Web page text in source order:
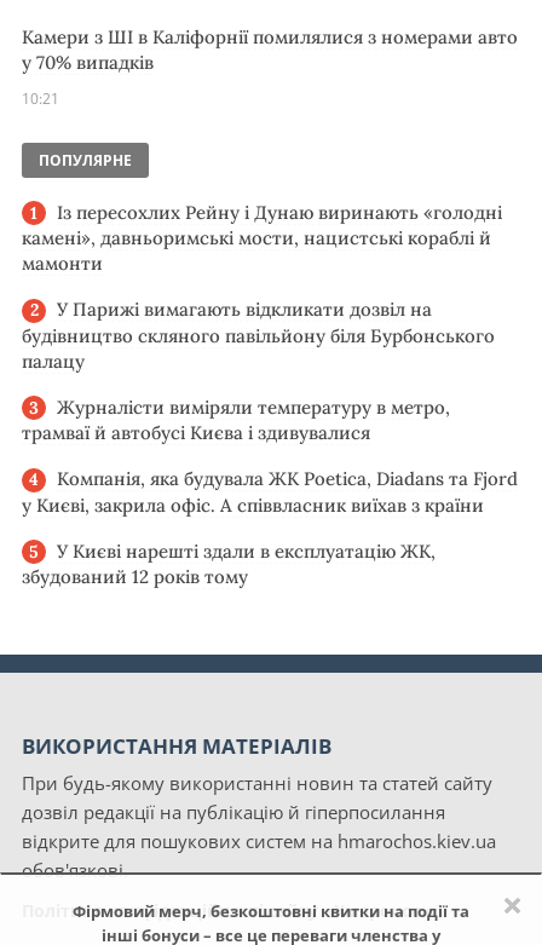
×
Фірмовий мерч, безкоштовні квитки на події та
інші бонуси – все це переваги членства у
Камери з ШІ в Каліфорнії помилялися з номерами авто
у 70% випадків
10:21
ПОПУЛЯРНЕ
Із пересохлих Рейну і Дунаю виринають «голодні
камені», давньоримські мости, нацистські кораблі й
мамонти
У Парижі вимагають відкликати дозвіл на
будівництво скляного павільйону біля Бурбонського
палацу
Журналісти виміряли температуру в метро,
трамваї й автобусі Києва і здивувалися
Компанія, яка будувала ЖК Poetica, Diadans та Fjord
у Києві, закрила офіс. А співвласник виїхав з країни
У Києві нарешті здали в експлуатацію ЖК,
збудований 12 років тому
ВИКОРИСТАННЯ МАТЕРІАЛІВ
При будь-якому використанні новин та статей сайту
дозвіл редакції на публікацію й гіперпосилання
відкрите для пошукових систем на hmarochos.kiev.ua
обов'язкові.
Політика конфіденційності сайту «Хмарочос»